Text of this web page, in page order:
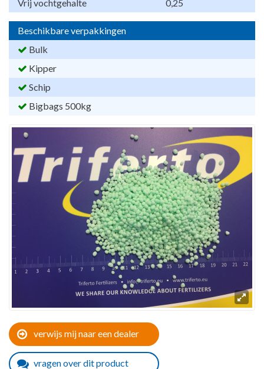
Vrij vochtgehalte
0,25
Beschikbare verpakkingen
Bulk
Kipper
Schip
Bigbags 500kg
verwijs mij naar een dealer
vragen over dit product